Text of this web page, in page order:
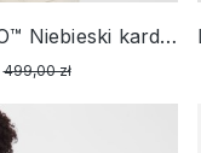
LENZING™ ECOVERO™ Niebieski kardigan damski Eva - Neo Comfort
499,00 zł